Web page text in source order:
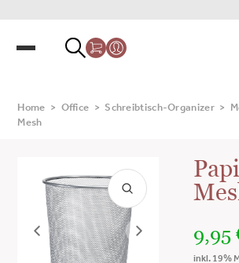
Home > Office > Schreibtisch-Organizer >
Mesh
9,95
inkl. 19%